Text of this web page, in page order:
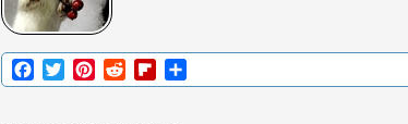
Facebook
TwitterPinterestRedditFlipboard